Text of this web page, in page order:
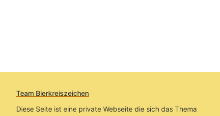
Team Bierkreiszeichen
Diese Seite ist eine private Webseite die sich das Thema